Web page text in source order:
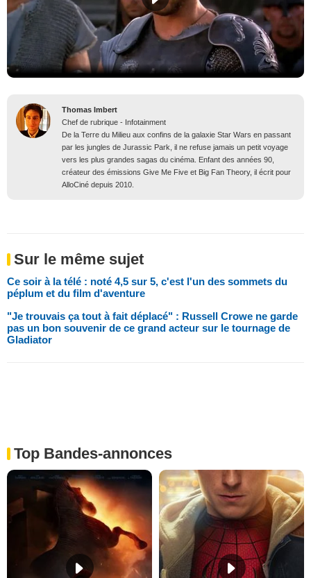
Thomas Imbert
Chef de rubrique - Infotainment
De la Terre du Milieu aux confins de la galaxie Star Wars en passant
par les jungles de Jurassic Park, il ne refuse jamais un petit voyage
vers les plus grandes sagas du cinéma. Enfant des années 90,
créateur des émissions Give Me Five et Big Fan Theory, il écrit pour
AlloCiné depuis 2010.
Sur le même sujet
Ce soir à la télé : noté 4,5 sur 5, c'est l'un des sommets du
péplum et du film d'aventure
"Je trouvais ça tout à fait déplacé" : Russell Crowe ne garde
pas un bon souvenir de ce grand acteur sur le tournage de
Gladiator
Top Bandes-annonces